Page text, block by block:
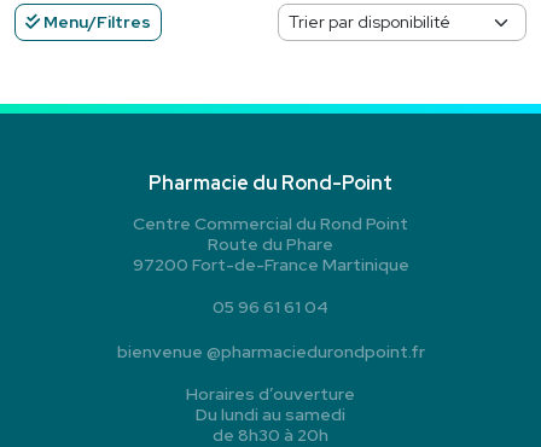
Menu/Filtres
Pharmacie du Rond-Point
Centre Commercial du Rond Point
Route du Phare
97200 Fort-de-France Martinique
05 96 61 61 04
bienvenue @pharmaciedurondpoint.fr
Horaires d’ouverture
Du lundi au samedi
de 8h30 à 20h